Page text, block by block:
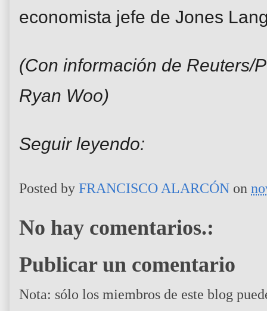
economista jefe de Jones
(Con información de Reuters/
Ryan Woo)
Seguir leyendo:
Posted by FRANCISCO ALARCÓN on
No hay comentarios.:
Publicar un comentario
Nota: sólo los miembros de este blog